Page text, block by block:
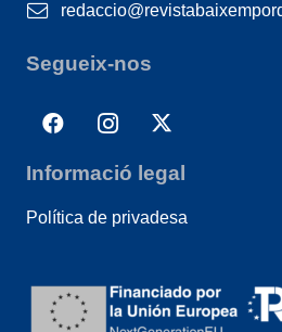
Segueix-nos
Informació legal
Política de privadesa